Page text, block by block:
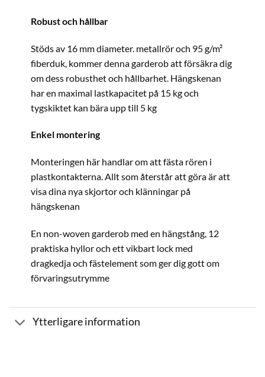
Robust och hållbar
Stöds av 16 mm diameter. metallrör och 95 g/m²
fiberduk, kommer denna garderob att försäkra dig
om dess robusthet och hållbarhet. Hängskenan
har en maximal lastkapacitet på 15 kg och
tygskiktet kan bära upp till 5 kg
Enkel montering
Monteringen här handlar om att fästa rören i
plastkontakterna. Allt som återstår att göra är att
visa dina nya skjortor och klänningar på
hängskenan
En non-woven garderob med en hängstång, 12
praktiska hyllor och ett vikbart lock med
dragkedja och fästelement som ger dig gott om
förvaringsutrymme
Ytterligare information